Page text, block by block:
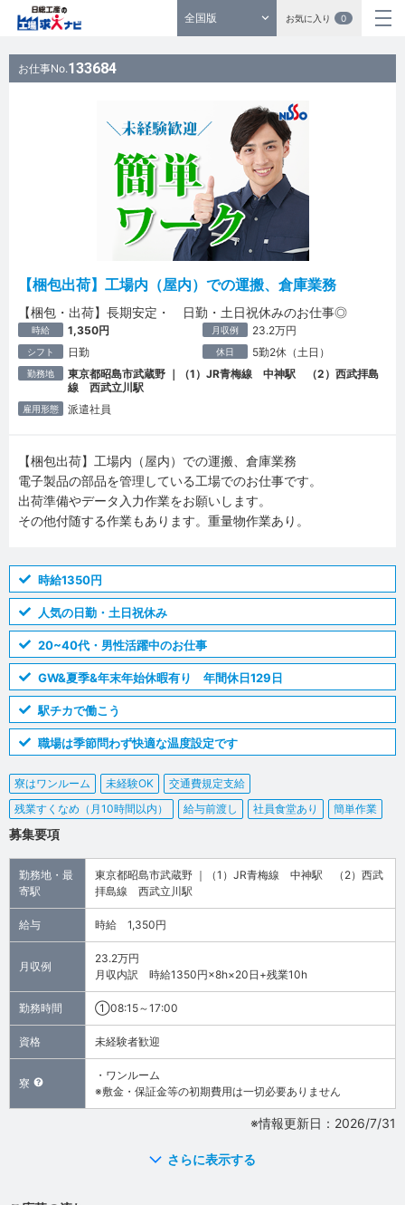
全国版 お気に入り 0
お仕事No.133684
【梱包出荷】工場内（屋内）での運搬、倉庫業務
【梱包・出荷】長期安定・ 日勤・土日祝休みのお仕事◎
時給 1,350円 月収例 23.2万円
シフト 日勤 休日 5勤2休（土日）
勤務地
東京都昭島市武蔵野 ｜（1）JR青梅線 中神駅 （2）西武拝島
線 西武立川駅
雇用形態 派遣社員
【梱包出荷】工場内（屋内）での運搬、倉庫業務
電子製品の部品を管理している工場でのお仕事です。
出荷準備やデータ入力作業をお願いします。
その他付随する作業もあります。重量物作業あり。
時給1350円
人気の日勤・土日祝休み
20~40代・男性活躍中のお仕事
GW&夏季&年末年始休暇有り 年間休日129日
駅チカで働こう
職場は季節問わず快適な温度設定です
寮はワンルーム 未経験OK
交通費規定支給
残業すくなめ（月10時間以内）
給与前渡し 社員食堂あり 簡単作業
募集要項
勤務地・最
寄駅
東京都昭島市武蔵野 ｜（1）JR青梅線 中神駅 （2）西武
拝島線 西武立川駅
給与 時給 1,350円
月収例
23.2万円
月収内訳 時給1350円×8h×20日+残業10h
勤務時間 ①08:15～17:00
資格 未経験者歓迎
寮
・ワンルーム
※敷金・保証金等の初期費用は一切必要ありません
※情報更新日：2026/7/31
さらに表示する